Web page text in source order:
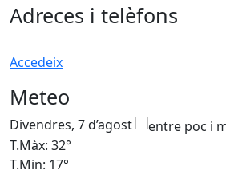
Adreces i telèfons
Accedeix
Meteo
Divendres, 7 d’agost
T.Màx: 32°
T.Min: 17°